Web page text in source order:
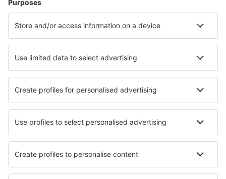
Hoteluri în Myrtle Beach
Hoteluri în Bonita Springs Hoteluri în Killington
Hoteluri în Columbus Hoteluri în Navarre
Cele mai bune hoteluri - orașe
Hoteluri în Coatepeque Hoteluri în Zamardi
Hoteluri în Flintbek Hoteluri în Ehningen
Hoteluri în Cap Esterel Hoteluri în Broc